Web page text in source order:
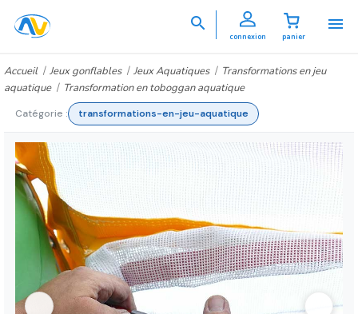

panier
connexion

Accueil Jeux gonflables Jeux Aquatiques
Transformations en jeu
aquatique
Transformation en toboggan aquatique
Catégorie : transformations-en-jeu-aquatique